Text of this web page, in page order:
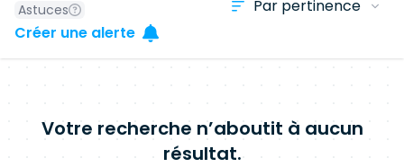
Astuces
Créer une alerte
Votre recherche n’aboutit à aucun
résultat.